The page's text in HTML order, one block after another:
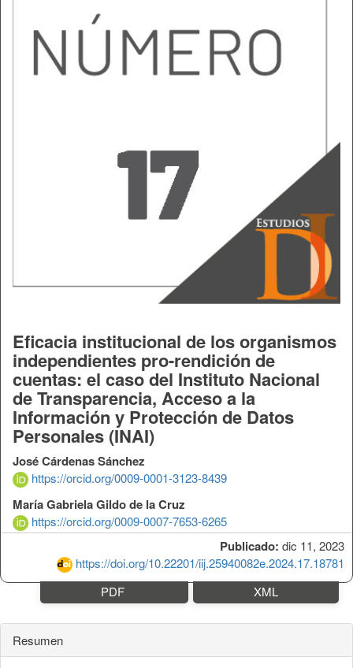
Publicado: dic 11, 2023
https://doi.org/10.22201/iij.25940082e.2024.17.18781
Eficacia institucional de los organismos
independientes pro-rendición de
cuentas: el caso del Instituto Nacional
de Transparencia, Acceso a la
Información y Protección de Datos
Personales (INAI)
José Cárdenas Sánchez
https://orcid.org/0009-0001-3123-8439
María Gabriela Gildo de la Cruz
https://orcid.org/0009-0007-7653-6265
PDF XML
Resumen